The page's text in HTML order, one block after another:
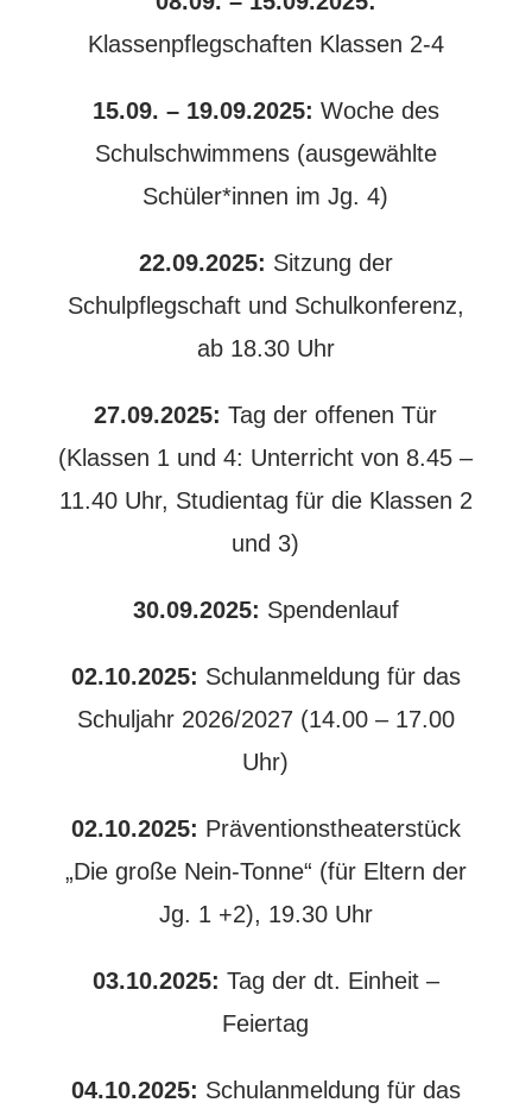
Klassenpflegschaften Klassen 2-4
15.09. – 19.09.2025: Woche des
Schulschwimmens (ausgewählte
Schüler*innen im Jg. 4)
22.09.2025: Sitzung der
Schulpflegschaft und Schulkonferenz,
ab 18.30 Uhr
27.09.2025: Tag der offenen Tür
(Klassen 1 und 4: Unterricht von 8.45 –
11.40 Uhr, Studientag für die Klassen 2
und 3)
30.09.2025: Spendenlauf
02.10.2025: Schulanmeldung für das
Schuljahr 2026/2027 (14.00 – 17.00
Uhr)
02.10.2025: Präventionstheaterstück
„Die große Nein-Tonne“ (für Eltern der
Jg. 1 +2), 19.30 Uhr
03.10.2025: Tag der dt. Einheit –
Feiertag
04.10.2025: Schulanmeldung für das